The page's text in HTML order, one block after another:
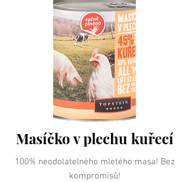
Masíčko v plechu kuřecí
100% neodolatelného mletého masa! Bez
kompromisů!